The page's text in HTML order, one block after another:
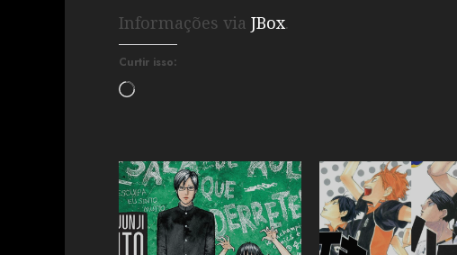
Informações via JBox.
Curtir isso: